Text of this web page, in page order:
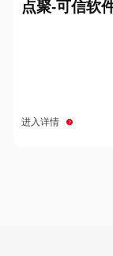
点聚-可信软
进入详情